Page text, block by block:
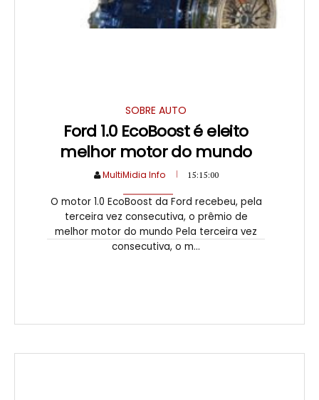
SOBRE AUTO
Ford 1.0 EcoBoost é eleito
melhor motor do mundo
MultiMidia Info 15:15:00
O motor 1.0 EcoBoost da Ford recebeu, pela
terceira vez consecutiva, o prêmio de
melhor motor do mundo Pela terceira vez
consecutiva, o m...